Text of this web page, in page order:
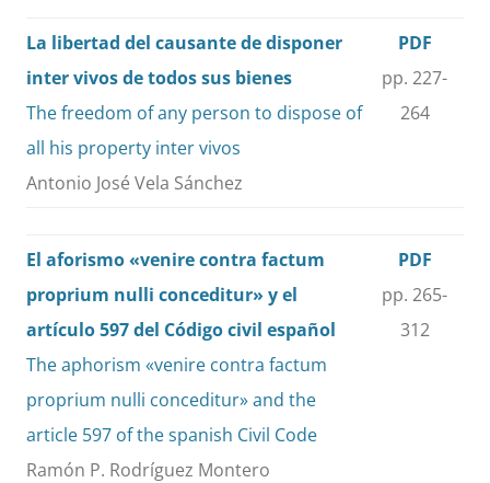
La libertad del causante de disponer
inter vivos de todos sus bienes
The freedom of any person to dispose of
all his property inter vivos
Antonio José Vela Sánchez
PDF
pp. 227-
264
El aforismo «venire contra factum
proprium nulli conceditur» y el
artículo 597 del Código civil español
The aphorism «venire contra factum
proprium nulli conceditur» and the
article 597 of the spanish Civil Code
Ramón P. Rodríguez Montero
PDF
pp. 265-
312